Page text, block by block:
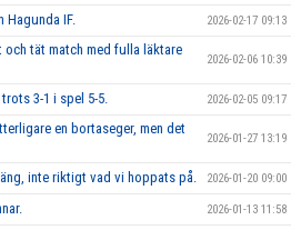
Hagunda IF. 2026-02-17 09:13
tät match med fulla läktare
2026-02-06 10:39
3-1 i spel 5-5. 2026-02-05 09:17
en bortaseger, men det
2026-01-27 13:19
inte riktigt vad vi hoppats på. 2026-01-20 09:00
2026-01-13 11:58